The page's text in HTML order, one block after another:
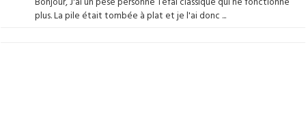
plus. La pile était tombée à plat et je l'ai donc ...